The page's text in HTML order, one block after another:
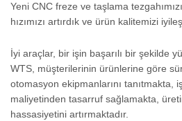
Yeni CNC freze ve taşlama
hızımızı artırdık ve ürün kalitemizi
İyi araçlar, bir işin başarılı bir şekilde
WTS, müşterilerinin ürünlerine göre
otomasyon ekipmanlarını tanıtmakta,
maliyetinden tasarruf sağlamakta,
hassasiyetini artırmaktadır.